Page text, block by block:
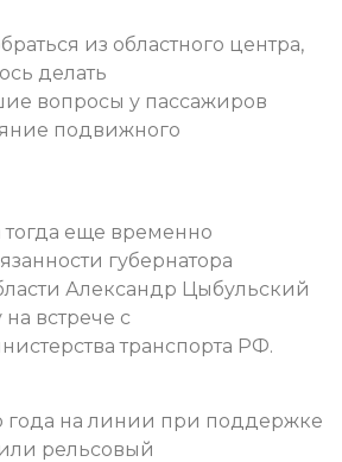
из областного центра,
делать
вопросы у пассажиров
подвижного
тогда еще временно
губернатора
Александр Цыбульский
встрече с
транспорта РФ.
года на линии при поддержке
рельсовый